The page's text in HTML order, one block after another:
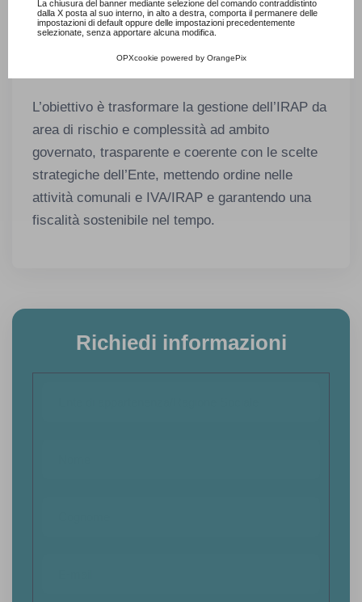
La chiusura del banner mediante selezione del comando contraddistinto
dalla X posta al suo interno, in alto a destra, comporta il permanere delle
impostazioni di default oppure delle impostazioni precedentemente
selezionate, senza apportare alcuna modifica.
OPXcookie powered by OrangePix
per la gestione dell’IRAP commerciale pubblica
L’obiettivo è trasformare la gestione dell’IRAP da
area di rischio e complessità ad ambito
governato, trasparente e coerente con le scelte
strategiche dell’Ente, mettendo ordine nelle
attività comunali e IVA/IRAP e garantendo una
fiscalità sostenibile nel tempo.
Richiedi informazioni